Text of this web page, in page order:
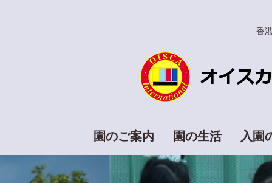
香
園のご案内 園の生活 入園